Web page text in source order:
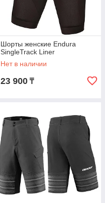
Шорты женские Endura
SingleTrack Liner
Нет в наличии
23 900 ₸